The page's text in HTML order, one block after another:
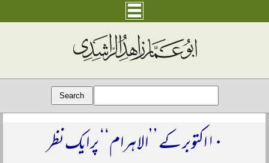
۱۰ اکتوبر کے ’’الاہرام‘‘ پر ایک نظر